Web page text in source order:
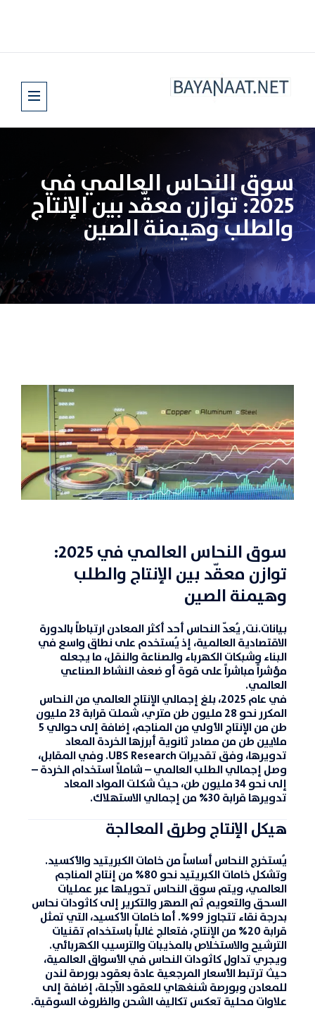
سوق النحاس العالمي في
2025: توازن معقّد بين الإنتاج
والطلب وهيمنة الصين
سوق النحاس العالمي في 2025:
توازن معقّد بين الإنتاج والطلب
وهيمنة الصين
بيانات.نت,يُعدّالنحاسأحد أكثر المعادن ارتباطاً بالدورة
الاقتصادية العالمية، إذ يُستخدم على نطاق واسع في
البناء وشبكات الكهرباء والصناعة والنقل، ما يجعله
مؤشراً مباشراً على قوة أو ضعف النشاط الصناعي
العالمي.
في عام 2025، بلغ إجمالي الإنتاج العالمي من النحاس
المكرر نحو28 مليون طن متري ، شملت قرابة 23 مليون
طن من الإنتاج الأولي من المناجم، إضافة إلى حوالي5
ملايين طن من مصادر ثانويةأبرزها الخردة المعاد
تدويرها، وفق تقديراتUBS Research. وفي المقابل،
وصل إجمالي الطلب العالمي – شاملاً استخدام الخردة –
إلى نحو34 مليون طن ، حيث شكلت المواد المعاد
تدويرها قرابة30% من إجمالي الاستهلاك .
هيكل الإنتاج وطرق المعالجة
يُستخرج النحاس أساساً من خامات الكبريتيد والأكسيد.
وتشكلخامات الكبريتيدنحو 80% من إنتاج المناجم
العالمي، ويتم سوق النحاس تحويلها عبر عمليات
السحق والتعويم ثم الصهر والتكرير إلىكاثودات نحاس
بدرجة نقاء تتجاوز99% . أما خامات الأكسيد، التي تمثل
قرابة20% من الإنتاج ، فتعالج غالباً باستخدام تقنيات
الترشيح والاستخلاص بالمذيبات والترسيب الكهربائي.
ويجري تداول كاثودات النحاس في الأسواق العالمية،
حيث ترتبط الأسعار المرجعية عادة بعقود بورصة لندن
للمعادن وبورصة شنغهاي للعقود الآجلة، إضافة إلى
علاوات محلية تعكس تكاليف الشحن والظروف السوقية.